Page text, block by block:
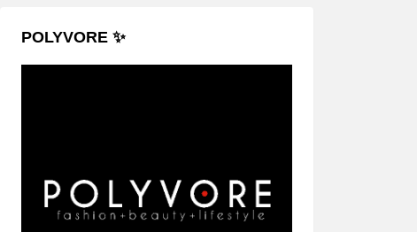
POLYVORE ✨